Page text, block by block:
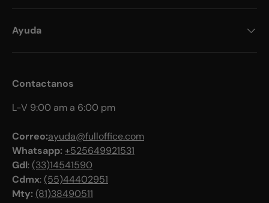
Ayuda
Contactanos
L-V 9:00 am a 6:00 pm
Correo:ayuda@fulloffice.com
Whatsapp:+525649921531
Gdl: (33)14541590
Cdmx: (55)44402951
Mty: (81)38490511